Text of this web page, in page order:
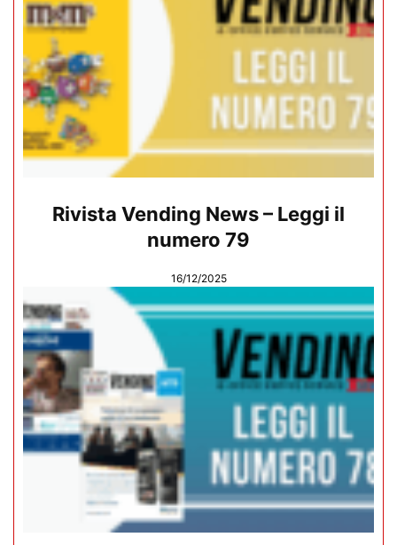
Rivista Vending News – Leggi il
numero 79
16/12/2025